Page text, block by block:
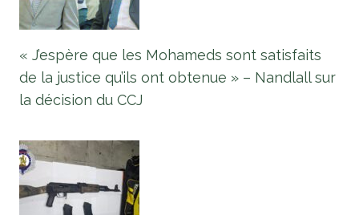
« J’espère que les Mohameds sont satisfaits
de la justice qu’ils ont obtenue » – Nandlall sur
la décision du CCJ